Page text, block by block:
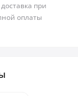
при
оплаты